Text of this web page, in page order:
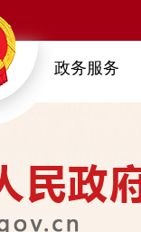
政务服务